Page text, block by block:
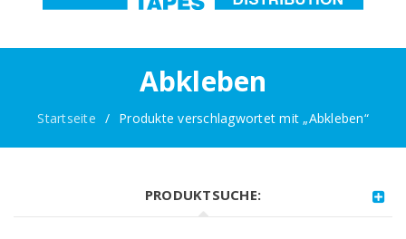
Abkleben
Startseite / Produkte verschlagwortet mit „Abkleben“
PRODUKTSUCHE: